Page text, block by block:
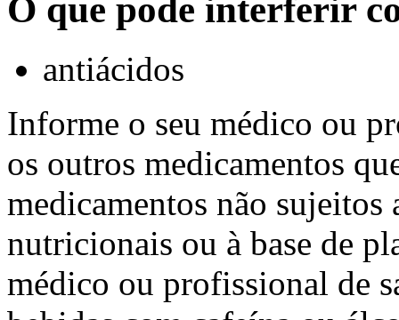
O que pode interferir
antiácidos
Informe o seu médico ou
os outros medicamentos
medicamentos não sujeitos
nutricionais ou à base de
médico ou profissional de